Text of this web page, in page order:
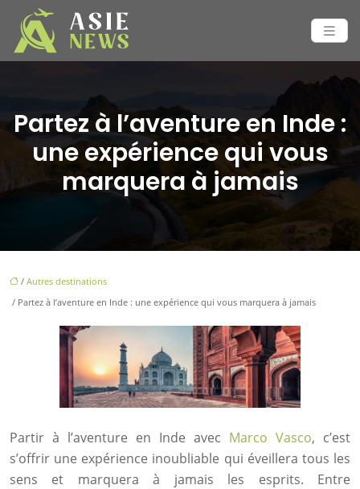
Partez à l’aventure en Inde :
une expérience qui vous
marquera à jamais
/ Autres destinations
/ Partez à l’aventure en Inde : une expérience qui vous marquera à jamais
Partir à l’aventure en Inde avec Marco Vasco, c’est
s’offrir une expérience inoubliable qui éveillera tous les
sens et marquera à jamais les esprits. Entre